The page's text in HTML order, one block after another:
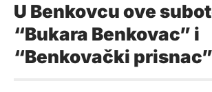
U Benkovcu ove
“Bukara Benkovac” i
“Benkovački prisnac”